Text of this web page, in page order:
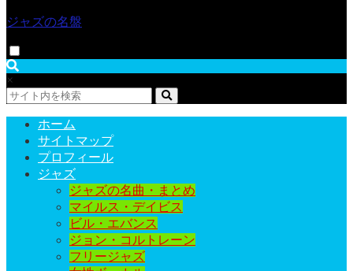
ジャズの名盤
×
ホーム
サイトマップ
プロフィール
ジャズ
ジャズの名曲・まとめ
マイルス・デイビス
ビル・エバンス
ジョン・コルトレーン
フリージャズ